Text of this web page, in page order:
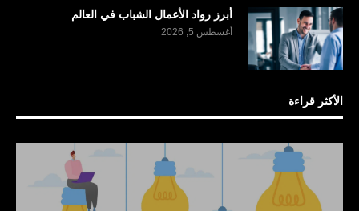
أبرز رواد الأعمال الشباب في العالم
أغسطس 5, 2026
الأكثر قراءة